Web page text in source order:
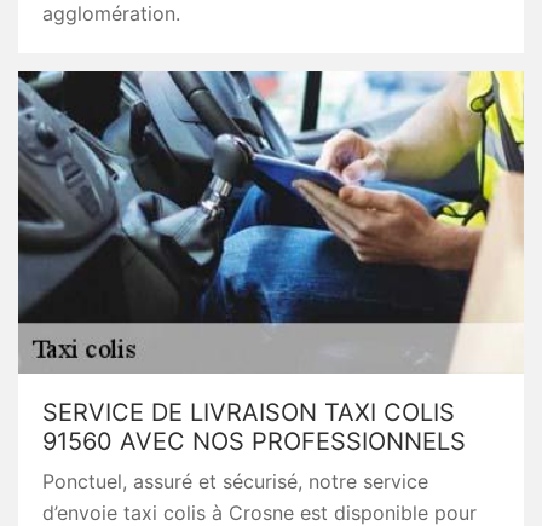
agglomération.
SERVICE DE LIVRAISON TAXI COLIS
91560 AVEC NOS PROFESSIONNELS
Ponctuel, assuré et sécurisé, notre service
d’envoie taxi colis à Crosne est disponible pour